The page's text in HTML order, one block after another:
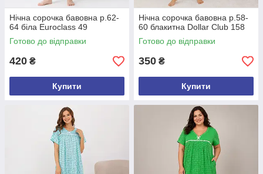
Нічна сорочка бавовна р.62-
64 біла Euroclass 49
Готово до відправки
420 ₴
Купити
Нічна сорочка бавовна р.58-
60 блакитна Dollar Club 158
Готово до відправки
350 ₴
Купити